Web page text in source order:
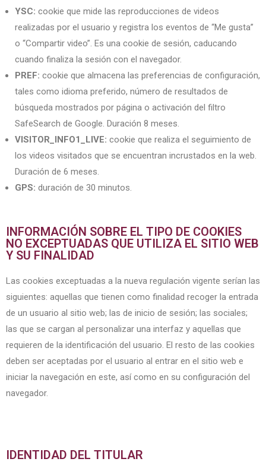
YSC: cookie que mide las reproducciones de videos
realizadas por el usuario y registra los eventos de “Me gusta”
o “Compartir video”. Es una cookie de sesión, caducando
cuando finaliza la sesión con el navegador.
PREF: cookie que almacena las preferencias de configuración,
tales como idioma preferido, número de resultados de
búsqueda mostrados por página o activación del filtro
SafeSearch de Google. Duración 8 meses.
VISITOR_INFO1_LIVE: cookie que realiza el seguimiento de
los videos visitados que se encuentran incrustados en la web.
Duración de 6 meses.
GPS: duración de 30 minutos.
INFORMACIÓN SOBRE EL TIPO DE COOKIES
NO EXCEPTUADAS QUE UTILIZA EL SITIO WEB
Y SU FINALIDAD
Las cookies exceptuadas a la nueva regulación vigente serían las
siguientes: aquellas que tienen como finalidad recoger la entrada
de un usuario al sitio web; las de inicio de sesión; las sociales;
las que se cargan al personalizar una interfaz y aquellas que
requieren de la identificación del usuario. El resto de las cookies
deben ser aceptadas por el usuario al entrar en el sitio web e
iniciar la navegación en este, así como en su configuración del
navegador.
IDENTIDAD DEL TITULAR